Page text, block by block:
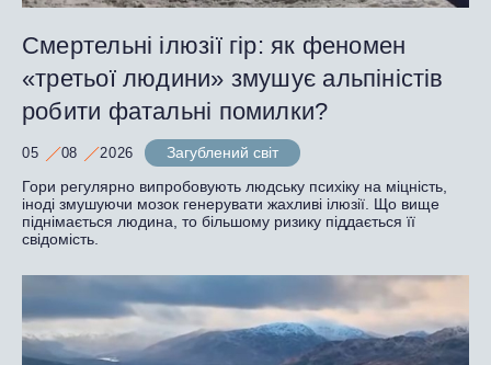
Смертельні ілюзії гір: як феномен
«третьої людини» змушує альпіністів
робити фатальні помилки?
05 08 2026
Загублений світ
Гори регулярно випробовують людську психіку на міцність,
іноді змушуючи мозок генерувати жахливі ілюзії. Що вище
піднімається людина, то більшому ризику піддається її
свідомість.